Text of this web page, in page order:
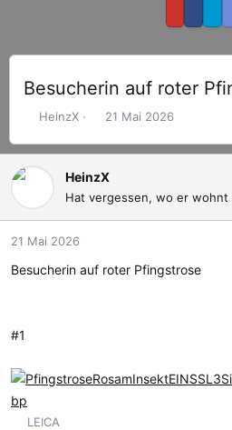
Besucherin auf roter
E
s
t
l
l
e
HeinzX
E
s
t
l
m
21 Mai 2026
HeinzX
Hat vergessen, wo er wohnt
21 Mai 2026
Besucherin auf roter Pfingstrose
#1
LEICA